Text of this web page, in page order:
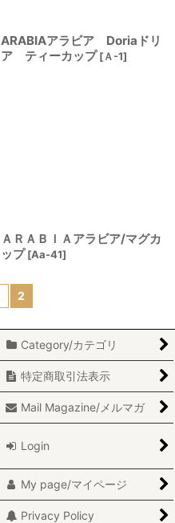
ARABIAアラビア Doriaドリ
ア ティーカップ [Ａ-1]
ＡＲＡＢＩＡアラビア/マグカ
ップ [Aa-41]
2
Category/カテゴリ
特定商取引法表示
Mail Magazine/メルマガ
Login
My page/マイページ
Privacy Policy